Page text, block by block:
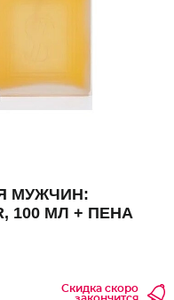
МУЖЧИН:
100 МЛ + ПЕНА
Скидка скоро